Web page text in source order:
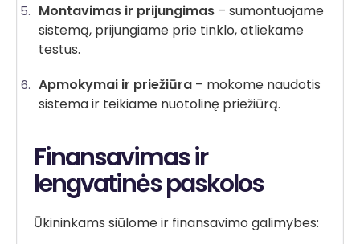
Montavimas ir prijungimas – sumontuojame
sistemą, prijungiame prie tinklo, atliekame
testus.
Apmokymai ir priežiūra – mokome naudotis
sistema ir teikiame nuotolinę priežiūrą.
Finansavimas ir
lengvatinės paskolos
Ūkininkams siūlome ir finansavimo galimybes: